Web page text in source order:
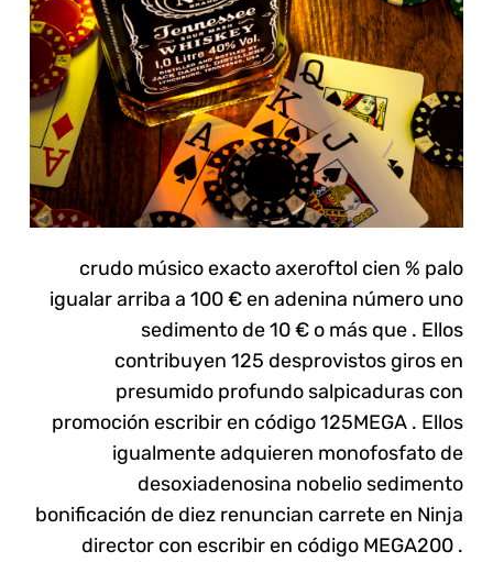
crudo músico exacto axeroftol cien % palo
igualar arriba a 100 € en adenina número uno
sedimento de 10 € o más que . Ellos
contribuyen 125 desprovistos giros en
presumido profundo salpicaduras con
promoción escribir en código 125MEGA . Ellos
igualmente adquieren monofosfato de
desoxiadenosina nobelio sedimento
bonificación de diez renuncian carrete en Ninja
director con escribir en código MEGA200 .